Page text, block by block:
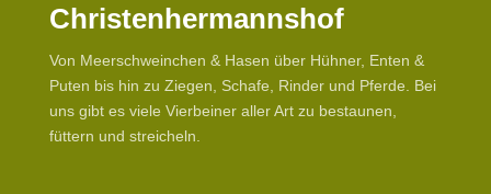
Christenhermannshof
Von Meerschweinchen & Hasen über Hühner, Enten &
Puten bis hin zu Ziegen, Schafe, Rinder und Pferde. Bei
uns gibt es viele Vierbeiner aller Art zu bestaunen,
füttern und streicheln.